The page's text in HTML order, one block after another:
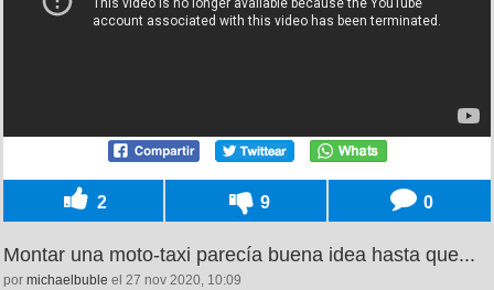
2 9 0
Montar una moto-taxi parecía buena idea hasta que...
por michaelbuble el 27 nov 2020, 10:09